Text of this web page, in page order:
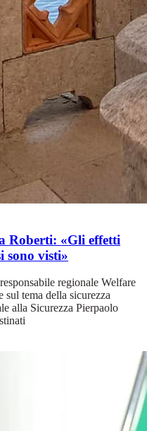
Roberti: «Gli effetti
sono visti»
regionale Welfare
tema della sicurezza
alla Sicurezza Pierpaolo